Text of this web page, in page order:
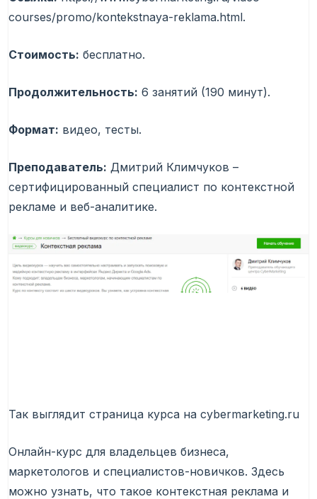
courses/promo/kontekstnaya-reklama.html.
Стоимость: бесплатно.
Продолжительность: 6 занятий (190 минут).
Формат: видео, тесты.
Преподаватель: Дмитрий Климчуков –
сертифицированный специалист по контекстной
рекламе и веб-аналитике.
Так выглядит страница курса на cybermarketing.ru
Онлайн-курс для владельцев бизнеса,
маркетологов и специалистов-новичков. Здесь
можно узнать, что такое контекстная реклама и